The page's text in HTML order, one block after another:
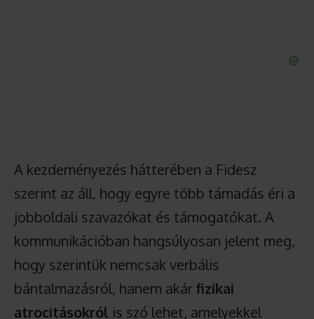
A kezdeményezés hátterében a Fidesz
szerint az áll, hogy egyre több támadás éri a
jobboldali szavazókat és támogatókat. A
kommunikációban hangsúlyosan jelent meg,
hogy szerintük nemcsak verbális
bántalmazásról, hanem akárfizikai
atrocitásokról is szó lehet, amelyekkel